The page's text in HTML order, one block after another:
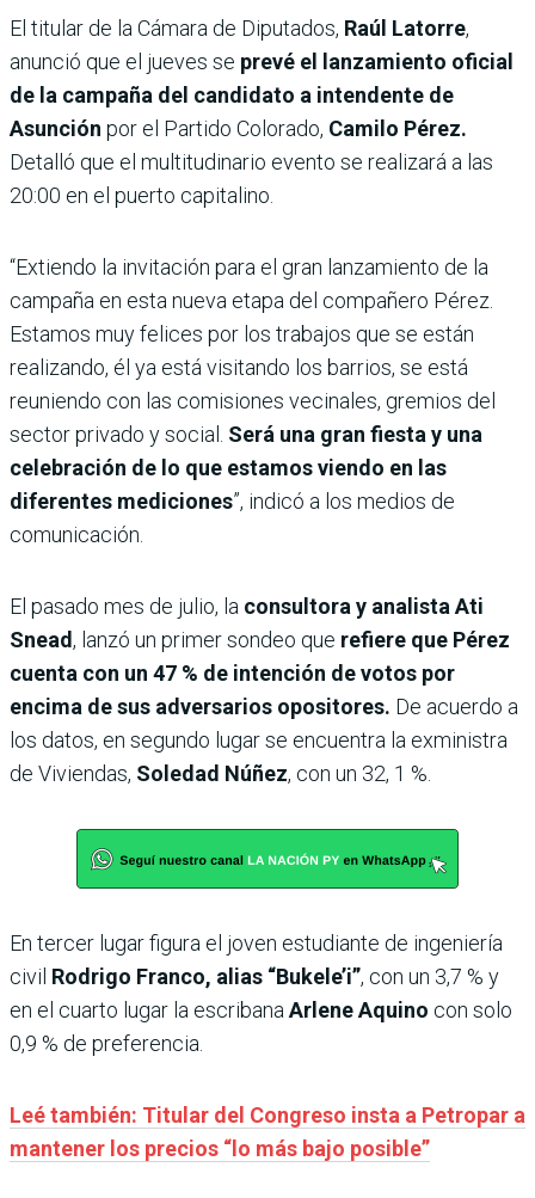
El titular de la Cámara de Diputados, Raúl Latorre,
anunció que el jueves se prevé el lanzamiento oficial
de la campaña del candidato a intendente de
Asunción por el Partido Colorado, Camilo Pérez.
Detalló que el multitudinario evento se realizará a las
20:00 en el puerto capitalino.
“Extiendo la invitación para el gran lanzamiento de la
campaña en esta nueva etapa del compañero Pérez.
Estamos muy felices por los trabajos que se están
realizando, él ya está visitando los barrios, se está
reuniendo con las comisiones vecinales, gremios del
sector privado y social. Será una gran fiesta y una
celebración de lo que estamos viendo en las
diferentes mediciones”, indicó a los medios de
comunicación.
El pasado mes de julio, la consultora y analista Ati
Snead, lanzó un primer sondeo que refiere que Pérez
cuenta con un 47 % de intención de votos por
encima de sus adversarios opositores. De acuerdo a
los datos, en segundo lugar se encuentra la exministra
de Viviendas, Soledad Núñez, con un 32, 1 %.
En tercer lugar figura el joven estudiante de ingeniería
civil Rodrigo Franco, alias “Bukele’i”, con un 3,7 % y
en el cuarto lugar la escribana Arlene Aquino con solo
0,9 % de preferencia.
Leé también: Titular del Congreso insta a Petropar a
mantener los precios “lo más bajo posible”